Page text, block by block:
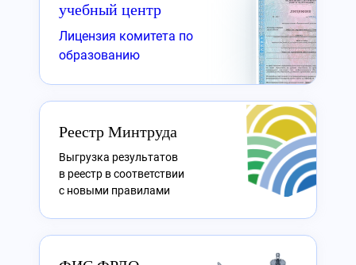
учебный центр
Лицензия комитета по
образованию
Реестр Минтруда
Выгрузка результатов
в реестр в соответствии
с новыми правилами